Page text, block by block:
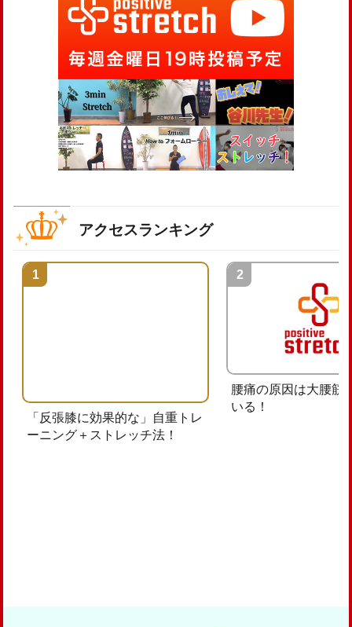
アクセスランキング
「反張膝に効果的な」自重トレ
ーニング＋ストレッチ法！
腰痛の原因は大腰筋
いる！